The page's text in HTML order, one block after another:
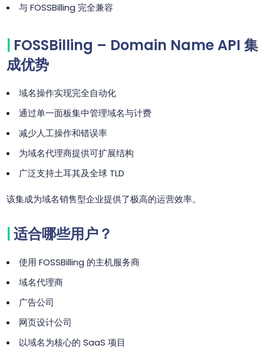
与 FOSSBilling 完全兼容
FOSSBilling – Domain Name API 集
成优势
域名操作实现完全自动化
通过单一面板集中管理域名与计费
减少人工操作和错误率
为域名代理商提供可扩展结构
广泛支持土耳其及全球 TLD
该集成为域名销售型企业提供了极高的运营效率。
适合哪些用户？
使用 FOSSBilling 的主机服务商
域名代理商
广告公司
网页设计公司
以域名为核心的 SaaS 项目